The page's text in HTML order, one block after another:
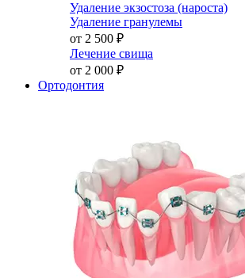
Удаление экзостоза (нароста)
Удаление гранулемы
от 2 500 ₽
Лечение свища
от 2 000 ₽
Ортодонтия